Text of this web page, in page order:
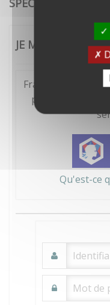
SPECTACLE VIVANT
JE ME CONNECTE
FranceConnect
pour sécuriser
Qu'est-ce